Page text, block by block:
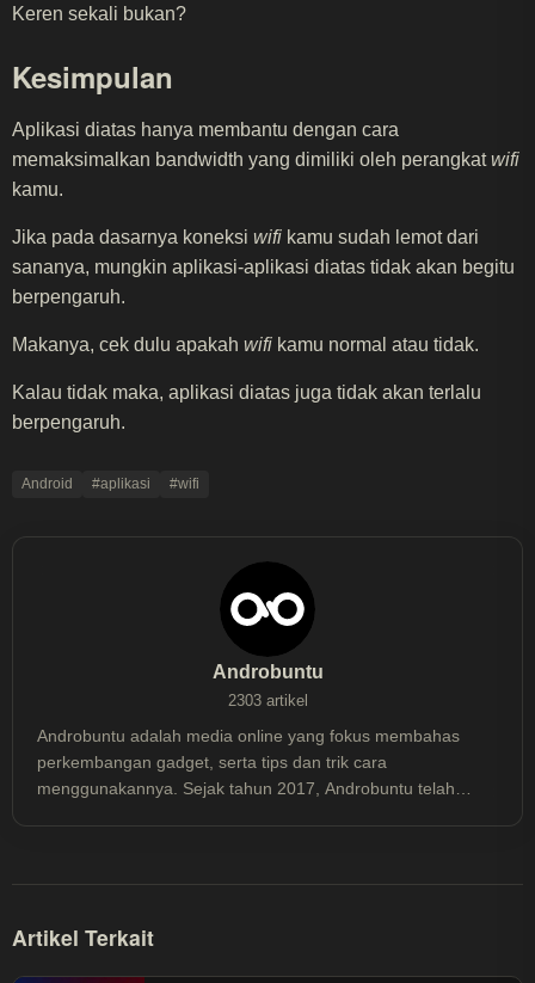
Keren sekali bukan?
Kesimpulan
Aplikasi diatas hanya membantu dengan cara
memaksimalkan bandwidth yang dimiliki oleh perangkatwifi
kamu.
Jika pada dasarnya koneksi wifi kamu sudah lemot dari
sananya, mungkin aplikasi-aplikasi diatas tidak akan begitu
berpengaruh.
Makanya, cek dulu apakah wifi kamu normal atau tidak.
Kalau tidak maka, aplikasi diatas juga tidak akan terlalu
berpengaruh.
Android #aplikasi #wifi
Androbuntu
2303 artikel
Androbuntu adalah media online yang fokus membahas
perkembangan gadget, serta tips dan trik cara
menggunakannya. Sejak tahun 2017, Androbuntu telah
Artikel Terkait